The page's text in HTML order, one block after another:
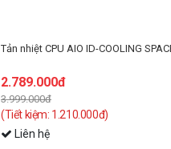
Tản nhiệt CPU AIO ID-COOLING
2.789.000đ
3.999.000đ
(Tiết kiệm: 1.210.000đ)
Liên hệ